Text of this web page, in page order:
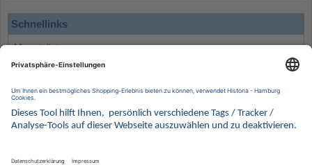
Schnellinks
Monatsliste
Angebote
Wissenswertes
Kontakt